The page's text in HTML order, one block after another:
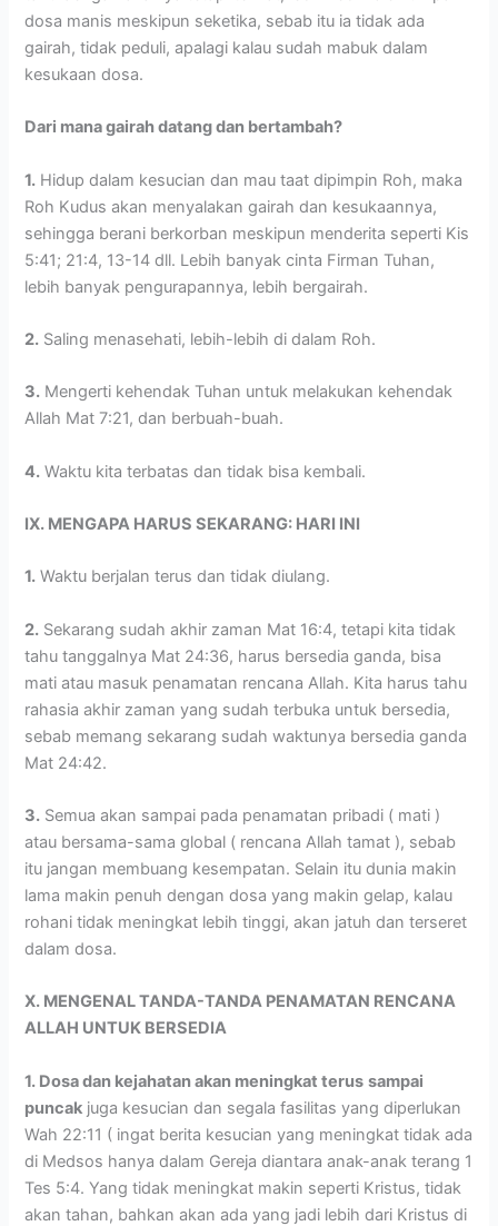
dosa manis meskipun seketika, sebab itu ia tidak ada
gairah, tidak peduli, apalagi kalau sudah mabuk dalam
kesukaan dosa.
Dari mana gairah datang dan bertambah?
1. Hidup dalam kesucian dan mau taat dipimpin Roh, maka
Roh Kudus akan menyalakan gairah dan kesukaannya,
sehingga berani berkorban meskipun menderita seperti Kis
5:41; 21:4, 13-14 dll. Lebih banyak cinta Firman Tuhan,
lebih banyak pengurapannya, lebih bergairah.
2. Saling menasehati, lebih-lebih di dalam Roh.
3. Mengerti kehendak Tuhan untuk melakukan kehendak
Allah Mat 7:21, dan berbuah-buah.
4. Waktu kita terbatas dan tidak bisa kembali.
IX. MENGAPA HARUS SEKARANG: HARI INI
1. Waktu berjalan terus dan tidak diulang.
2. Sekarang sudah akhir zaman Mat 16:4, tetapi kita tidak
tahu tanggalnya Mat 24:36, harus bersedia ganda, bisa
mati atau masuk penamatan rencana Allah. Kita harus tahu
rahasia akhir zaman yang sudah terbuka untuk bersedia,
sebab memang sekarang sudah waktunya bersedia ganda
Mat 24:42.
3. Semua akan sampai pada penamatan pribadi ( mati )
atau bersama-sama global ( rencana Allah tamat ), sebab
itu jangan membuang kesempatan. Selain itu dunia makin
lama makin penuh dengan dosa yang makin gelap, kalau
rohani tidak meningkat lebih tinggi, akan jatuh dan terseret
dalam dosa.
X. MENGENAL TANDA-TANDA PENAMATAN RENCANA
ALLAH UNTUK BERSEDIA
1. Dosa dan kejahatan akan meningkat terus sampai
puncak juga kesucian dan segala fasilitas yang diperlukan
Wah 22:11 ( ingat berita kesucian yang meningkat tidak ada
di Medsos hanya dalam Gereja diantara anak-anak terang 1
Tes 5:4. Yang tidak meningkat makin seperti Kristus, tidak
akan tahan, bahkan akan ada yang jadi lebih dari Kristus di